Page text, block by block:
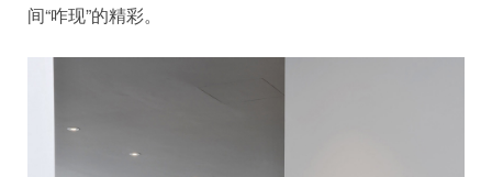
间“咋现”的精彩。